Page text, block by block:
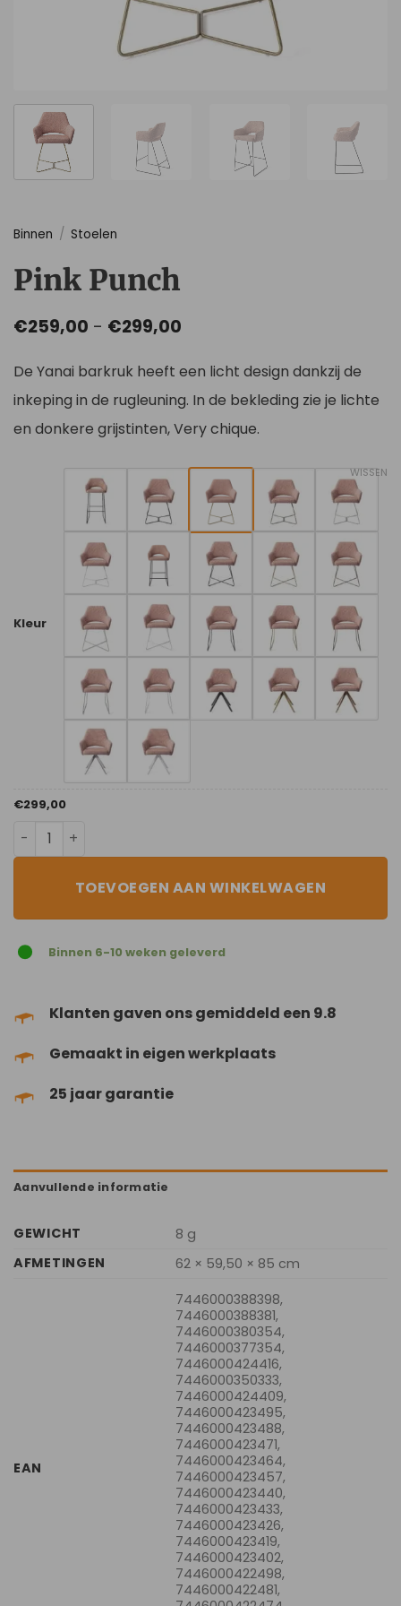
Binnen / Stoelen
Pink Punch
€259,00 - €299,00
€299,00
De Yanai barkruk heeft een licht design dankzij de
inkeping in de rugleuning. In de bekleding zie je lichte
en donkere grijstinten, Very chique.
Kleur
WISSEN
€299,00
Pink Punch aantal
TOEVOEGEN AAN WINKELWAGEN
Binnen 6-10 weken geleverd
Klanten gaven ons gemiddeld een 9.8
Gemaakt in eigen werkplaats
25 jaar garantie
Aanvullende informatie
GEWICHT
8 g
AFMETINGEN
62 × 59,50 × 85 cm
EAN
7446000388398,
7446000388381,
7446000380354,
7446000377354,
7446000424416,
7446000350333,
7446000424409,
7446000423495,
7446000423488,
7446000423471,
7446000423464,
7446000423457,
7446000423440,
7446000423433,
7446000423426,
7446000423419,
7446000423402,
7446000422498,
7446000422481,